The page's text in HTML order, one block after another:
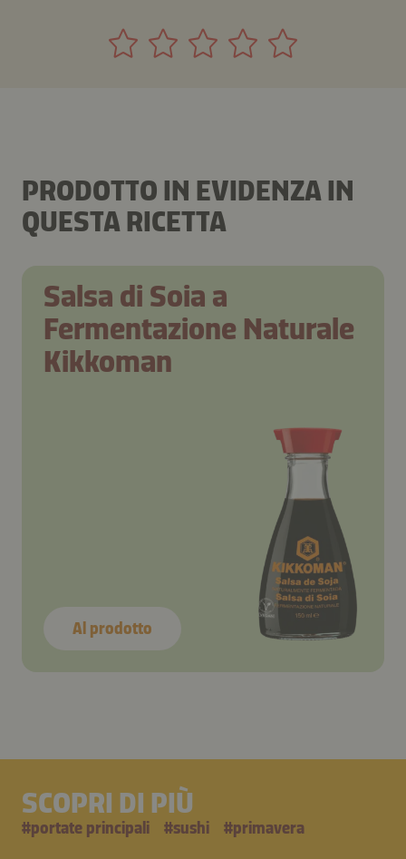
PRODOTTO IN EVIDENZA IN
QUESTA RICETTA
Salsa di Soia a
Fermentazione Naturale
Kikkoman
Al prodotto
SCOPRI DI PIÙ
#portate principali #sushi #primavera